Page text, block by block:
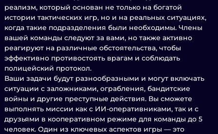
реализм, который основан не только на богатой
истории тактических игр, но и на реальных ситуациях,
когда такие подразделения были необходимы. Члены
вашей команды следуют за вами, но также активно
реагируют на различные обстоятельства, чтобы
эффективно противостоять врагам и соблюдать
полицейский протокол.
Ваши задачи будут разнообразными и могут включать
ситуации с заложниками, ограбления, бандитские
войны и другие преступные действия. Вы сможете
выполнять миссии как с ИИ-оперативниками, так и с
друзьями в кооперативном режиме для команды до 5
человек. Один из ключевых аспектов игры — это